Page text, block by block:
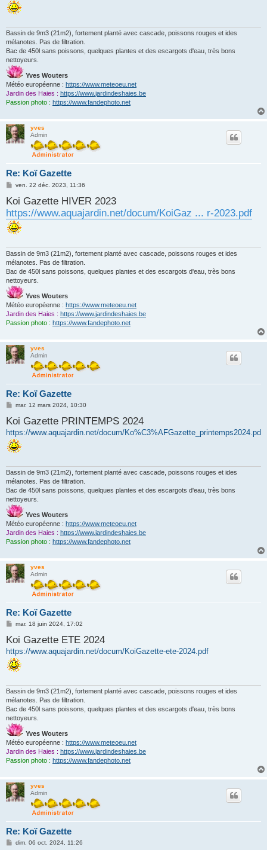
Bassin de 9m3 (21m2), fortement planté avec cascade, poissons rouges et ides
mélanotes. Pas de filtration.
Bac de 450l sans poissons, quelques plantes et des escargots d'eau, très bons
nettoyeurs.
Yves Wouters
Météo européenne : https://www.meteoeu.net
Jardin des Haies : https://www.jardindeshaies.be
Passion photo : https://www.fandephoto.net
yves
Admin
Re: Koï Gazette
M
s
s
a
g
e
ven. 22 déc. 2023, 11:36
Koi Gazette HIVER 2023
https://www.aquajardin.net/docum/KoiGaz ... r-2023.pdf
Bassin de 9m3 (21m2), fortement planté avec cascade, poissons rouges et ides
mélanotes. Pas de filtration.
Bac de 450l sans poissons, quelques plantes et des escargots d'eau, très bons
nettoyeurs.
Yves Wouters
Météo européenne : https://www.meteoeu.net
Jardin des Haies : https://www.jardindeshaies.be
Passion photo : https://www.fandephoto.net
yves
Admin
Re: Koï Gazette
M
s
s
a
g
e
mar. 12 mars 2024, 10:30
Koi Gazette PRINTEMPS 2024
https://www.aquajardin.net/docum/Ko%C3%AFGazette_printemps2024.pdf
Bassin de 9m3 (21m2), fortement planté avec cascade, poissons rouges et ides
mélanotes. Pas de filtration.
Bac de 450l sans poissons, quelques plantes et des escargots d'eau, très bons
nettoyeurs.
Yves Wouters
Météo européenne : https://www.meteoeu.net
Jardin des Haies : https://www.jardindeshaies.be
Passion photo : https://www.fandephoto.net
yves
Admin
Re: Koï Gazette
M
s
s
a
g
e
mar. 18 juin 2024, 17:02
Koi Gazette ETE 2024
https://www.aquajardin.net/docum/KoiGazette-ete-2024.pdf
Bassin de 9m3 (21m2), fortement planté avec cascade, poissons rouges et ides
mélanotes. Pas de filtration.
Bac de 450l sans poissons, quelques plantes et des escargots d'eau, très bons
nettoyeurs.
Yves Wouters
Météo européenne : https://www.meteoeu.net
Jardin des Haies : https://www.jardindeshaies.be
Passion photo : https://www.fandephoto.net
yves
Admin
Re: Koï Gazette
Mdim. 06 oct. 2024, 11:26